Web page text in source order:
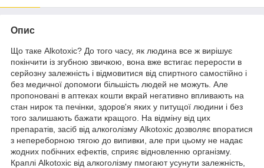
Опис
Що таке Аlkotoxic? До того часу, як людина все ж вирішує
покінчити із згубною звичкою, вона вже встигає перерости в
серйозну залежність і відмовитися від спиртного самостійно і
без медичної допомоги більшість людей не можуть. Але
пропоновані в аптеках кошти вкрай негативно впливають на
стан нирок та печінки, здоров'я яких у питущої людини і без
того залишають бажати кращого. На відміну від цих
препаратів, засіб від алкоголізму Alkotoxic дозволяє впоратися
з непереборною тягою до випивки, але при цьому не надає
жодних побічних ефектів, сприяє відновленню організму.
Краплі Alkotoxic від алкоголізму пмогают усунути залежність,